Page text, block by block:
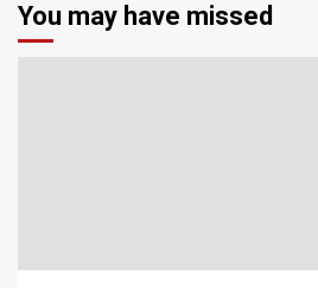
You may have missed